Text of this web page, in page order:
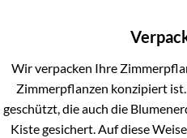
Wir verpacken Ihre
Zimmerpflanzen konzipiert
geschützt, die auch die
Kiste gesichert. Auf diese